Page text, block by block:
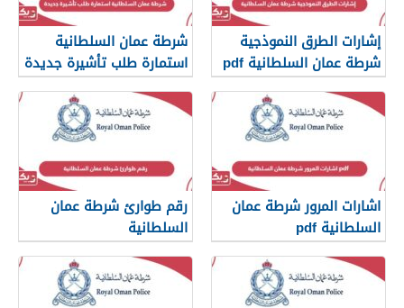
إشارات الطرق النموذجية
شرطة عمان السلطانية pdf
شرطة عمان السلطانية
استمارة طلب تأشيرة جديدة
اشارات المرور شرطة عمان
السلطانية pdf
رقم طوارئ شرطة عمان
السلطانية